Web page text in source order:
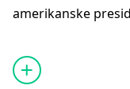
amerikanske